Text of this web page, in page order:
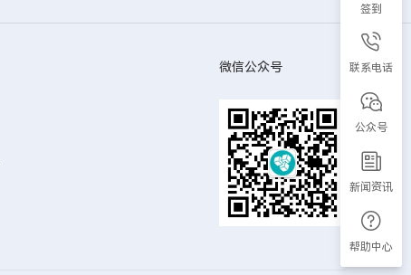
微信公众号
签到
联系电话
公众号
新闻资讯
帮助中心